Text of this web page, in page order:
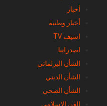
أخبار
أخبار وطنية
اسيف TV
اصدراتنا
الشأن البرلماني
الشأن الديني
الشأن الصحي
الفن الإسلامي